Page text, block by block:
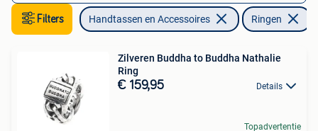
Filters Handtassen en Accessoires Ringen
Zilveren Buddha to Buddha Nathalie
Ring
€ 159,95 Details
Topadvertentie